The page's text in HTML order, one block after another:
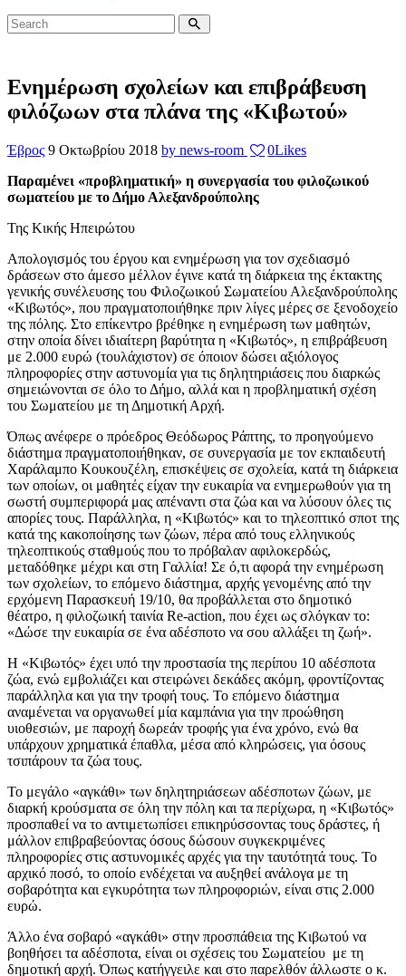
Ενημέρωση σχολείων και επιβράβευση
φιλόζωων στα πλάνα της «Κιβωτού»
Έβρος 9 Οκτωβρίου 2018 by news-room 0Likes
Παραμένει «προβληματική» η συνεργασία του φιλοζωικού
σωματείου με το Δήμο Αλεξανδρούπολης
Της Κικής Ηπειρώτου
Απολογισμός του έργου και ενημέρωση για τον σχεδιασμό
δράσεων στο άμεσο μέλλον έγινε κατά τη διάρκεια της έκτακτης
γενικής συνέλευσης του Φιλοζωικού Σωματείου Αλεξανδρούπολης
«Κιβωτός», που πραγματοποιήθηκε πριν λίγες μέρες σε ξενοδοχείο
της πόλης. Στο επίκεντρο βρέθηκε η ενημέρωση των μαθητών,
στην οποία δίνει ιδιαίτερη βαρύτητα η «Κιβωτός», η επιβράβευση
με 2.000 ευρώ (τουλάχιστον) σε όποιον δώσει αξιόλογος
πληροφορίες στην αστυνομία για τις δηλητηριάσεις που διαρκώς
σημειώνονται σε όλο το Δήμο, αλλά και η προβληματική σχέση
του Σωματείου με τη Δημοτική Αρχή.
Όπως ανέφερε ο πρόεδρος Θεόδωρος Ράπτης, το προηγούμενο
διάστημα πραγματοποιήθηκαν, σε συνεργασία με τον εκπαιδευτή
Χαράλαμπο Κουκουζέλη, επισκέψεις σε σχολεία, κατά τη διάρκεια
των οποίων, οι μαθητές είχαν την ευκαιρία να ενημερωθούν για τη
σωστή συμπεριφορά μας απέναντι στα ζώα και να λύσουν όλες τις
απορίες τους. Παράλληλα, η «Κιβωτός» και το τηλεοπτικό σποτ της
κατά της κακοποίησης των ζώων, πέρα από τους ελληνικούς
τηλεοπτικούς σταθμούς που το πρόβαλαν αφιλοκερδώς,
μεταδόθηκε μέχρι και στη Γαλλία! Σε ό,τι αφορά την ενημέρωση
των σχολείων, το επόμενο διάστημα, αρχής γενομένης από την
ερχόμενη Παρασκευή 19/10, θα προβάλλεται στο δημοτικό
θέατρο, η φιλοζωική ταινία Re-action, που έχει ως σλόγκαν το:
«Δώσε την ευκαιρία σε ένα αδέσποτο να σου αλλάξει τη ζωή».
Η «Κιβωτός» έχει υπό την προστασία της περίπου 10 αδέσποτα
ζώα, ενώ εμβολιάζει και στειρώνει δεκάδες ακόμη, φροντίζοντας
παράλληλα και για την τροφή τους. Το επόμενο διάστημα
αναμένεται να οργανωθεί μία καμπάνια για την προώθηση
υιοθεσιών, με παροχή δωρεάν τροφής για ένα χρόνο, ενώ θα
υπάρχουν χρηματικά έπαθλα, μέσα από κληρώσεις, για όσους
τσιπάρουν τα ζώα τους.
Το μεγάλο «αγκάθι» των δηλητηριάσεων αδέσποτων ζώων, με
διαρκή κρούσματα σε όλη την πόλη και τα περίχωρα, η «Κιβωτός»
προσπαθεί να το αντιμετωπίσει επικηρύσσοντας τους δράστες, ή
μάλλον επιβραβεύοντας όσους δώσουν συγκεκριμένες
πληροφορίες στις αστυνομικές αρχές για την ταυτότητά τους. Το
αρχικό ποσό, το οποίο ενδέχεται να αυξηθεί ανάλογα με τη
σοβαρότητα και εγκυρότητα των πληροφοριών, είναι στις 2.000
ευρώ.
Άλλο ένα σοβαρό «αγκάθι» στην προσπάθεια της Κιβωτού να
βοηθήσει τα αδέσποτα, είναι οι σχέσεις του Σωματείου με τη
δημοτική αρχή. Όπως κατήγγειλε και στο παρελθόν άλλωστε ο κ.